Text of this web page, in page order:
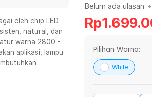
- Minggu (08:00 - 20:00), Tutup pada Idul Fitri
Libur Nasional (08:00 - 17:00) Selengkapnya
Libur Nasional (08:00 - 17:00)
oleh chip LED
natural, dan
warna 2800 -
aplikasi, lampu
Belum ada ulasan •
Rp
Pilihan Warna:
White